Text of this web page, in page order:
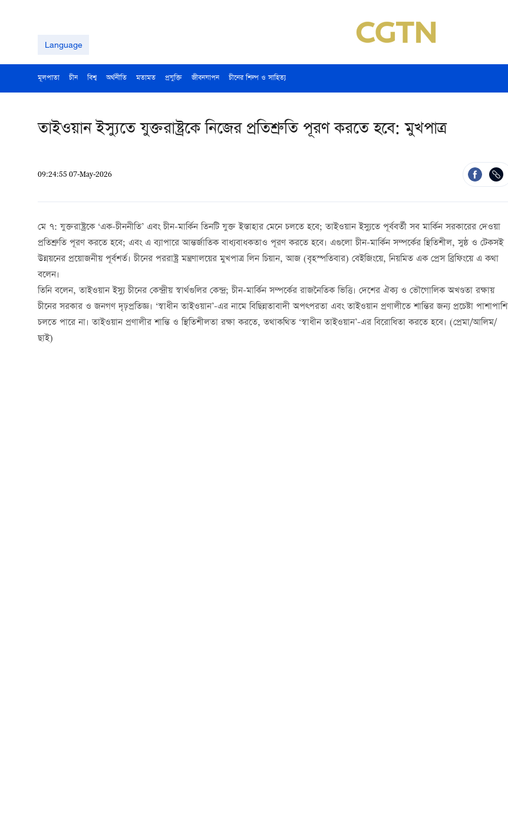
Language
মূলপাতা চীন বিশ্ব অর্থনীতি মতামত প্রযুক্তি জীবনযাপন চীনের শিল্প ও সাহিত্য
তাইওয়ান ইস্যুতে যুক্তরাষ্ট্রকে নিজের প্রতিশ্রুতি পূরণ করতে হবে: মুখপাত্র
09:24:55 07-May-2026
মে ৭: যুক্তরাষ্ট্রকে ‘এক-চীননীতি’ এবং চীন-মার্কিন তিনটি যুক্ত ইস্তাহার মেনে চলতে হবে; তাইওয়ান ইস্যুতে পূর্ববর্তী সব মার্কিন সরকারের দেওয়া
প্রতিশ্রুতি পূরণ করতে হবে; এবং এ ব্যাপারে আন্তর্জাতিক বাধ্যবাধকতাও পূরণ করতে হবে। এগুলো চীন-মার্কিন সম্পর্কের স্থিতিশীল, সুষ্ঠ ও টেকসই
উন্নয়নের প্রয়োজনীয় পূর্বশর্ত। চীনের পররাষ্ট্র মন্ত্রণালয়ের মুখপাত্র লিন চিয়ান, আজ (বৃহস্পতিবার) বেইজিংয়ে, নিয়মিত এক প্রেস ব্রিফিংয়ে এ কথা
বলেন।
তিনি বলেন, তাইওয়ান ইস্যু চীনের কেন্দ্রীয় স্বার্থগুলির কেন্দ্র; চীন-মার্কিন সম্পর্কের রাজনৈতিক ভিত্তি। দেশের ঐক্য ও ভৌগোলিক অখণ্ডতা রক্ষায়
চীনের সরকার ও জনগণ দৃঢ়প্রতিজ্ঞ। ‘স্বাধীন তাইওয়ান’-এর নামে বিছিন্নতাবাদী অপত্পরতা এবং তাইওয়ান প্রণালীতে শান্তির জন্য প্রচেষ্টা পাশাপাশি
চলতে পারে না। তাইওয়ান প্রণালীর শান্তি ও স্থিতিশীলতা রক্ষা করতে, তথাকথিত ‘স্বাধীন তাইওয়ান’-এর বিরোধিতা করতে হবে। (প্রেমা/আলিম/
ছাই)